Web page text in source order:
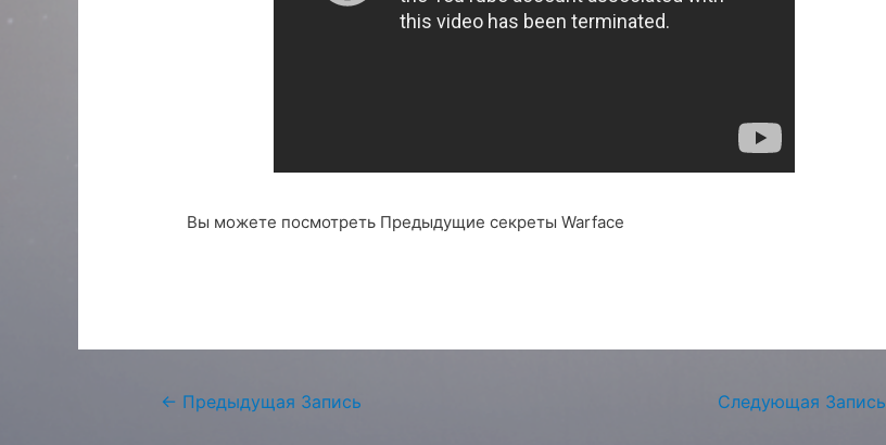
Вы можете посмотреть Предыдущие секреты Warface
Навигация
← Предыдущая Запись Следующая Запись